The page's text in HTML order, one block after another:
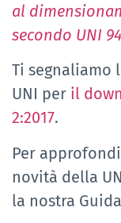
al
secondo UNI
Ti segnaliamo
UNI per il
2:2017.
Per
novità della
la nostra